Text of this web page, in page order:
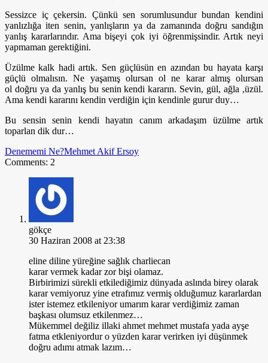
Sessizce iç çekersin. Çünkü sen sorumlusundur bundan kendini
yanlızlığa iten senin, yanlışların ya da zamanında doğru sandığın
yanlış kararlarındır. Ama bişeyi çok iyi öğrenmişsindir. Artık neyi
yapmaman gerektiğini.
Üzülme kalk hadi artık. Sen güçlüsün en azından bu hayata karşı
güçlü olmalısın. Ne yaşamış olursan ol ne karar almış olursan
ol doğru ya da yanlış bu senin kendi kararın. Sevin, gül, ağla ,üzül.
Ama kendi kararını kendin verdiğin için kendinle gurur duy…
Bu sensin senin kendi hayatın canım arkadaşım üzülme artık
toparlan dik dur…
Denememi Ne?Mehmet Akif Ersoy
Comments: 2
gökçe
30 Haziran 2008 at 23:38
eline diline yüreğine sağlık charliecan
karar vermek kadar zor bişi olamaz.
Birbirimizi sürekli etkilediğimiz dünyada aslında birey olarak
karar vemiyoruz yine etrafımız vermiş olduğumuz kararlardan
ister istemez etkileniyor umarım karar verdiğimiz zaman
başkası olumsuz etkilenmez…
Mükemmel değiliz illaki ahmet mehmet mustafa yada ayşe
fatma etkleniyordur o yüzden karar verirken iyi düşünmek
doğru adımı atmak lazım…